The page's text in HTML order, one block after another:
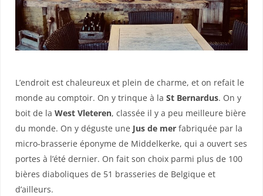
L’endroit est chaleureux et plein de charme, et on refait le
monde au comptoir. On y trinque à la St Bernardus. On y
boit de la West Vleteren, classée il y a peu meilleure bière
du monde. On y déguste une Jus de mer fabriquée par la
micro-brasserie éponyme de Middelkerke, qui a ouvert ses
portes à l’été dernier. On fait son choix parmi plus de 100
bières diaboliques de 51 brasseries de Belgique et
d’ailleurs.